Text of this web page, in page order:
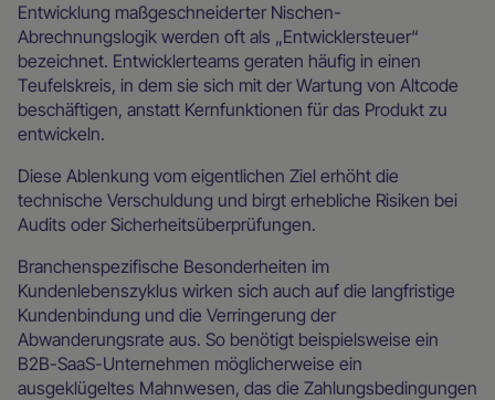
Entwicklung maßgeschneiderter Nischen-
Abrechnungslogik werden oft als „Entwicklersteuer“
bezeichnet. Entwicklerteams geraten häufig in einen
Teufelskreis, in dem sie sich mit der Wartung von Altcode
beschäftigen, anstatt Kernfunktionen für das Produkt zu
entwickeln.
Diese Ablenkung vom eigentlichen Ziel erhöht die
technische Verschuldung und birgt erhebliche Risiken bei
Audits oder Sicherheitsüberprüfungen.
Branchenspezifische Besonderheiten im
Kundenlebenszyklus wirken sich auch auf die langfristige
Kundenbindung und die Verringerung der
Abwanderungsrate aus. So benötigt beispielsweise ein
B2B-SaaS-Unternehmen möglicherweise ein
ausgeklügeltes Mahnwesen, das die Zahlungsbedingungen